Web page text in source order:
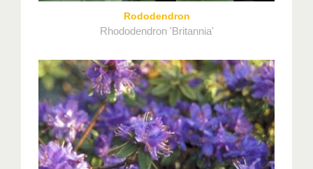
Rododendron
Rhododendron 'Britannia'